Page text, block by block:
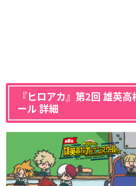
『ヒロアカ』第2回 雄英
ール 詳細